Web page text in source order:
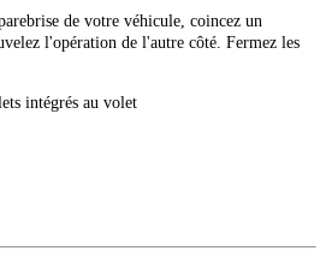
de votre véhicule, coincez un
l'opération de l'autre côté. Fermez les
intégrés au volet